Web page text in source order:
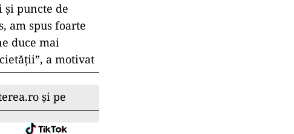
puncte de
am spus foarte
duce mai
a motivat
și pe